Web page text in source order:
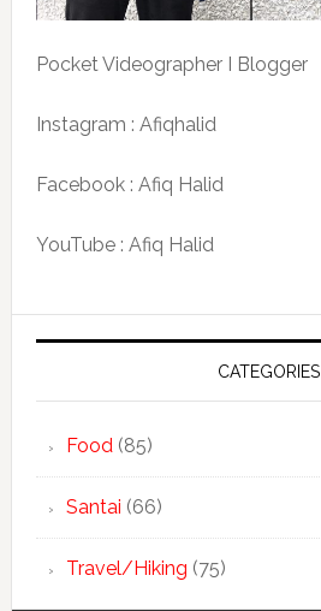
Pocket Videographer I Blogger
Instagram : Afiqhalid
Facebook : Afiq Halid
YouTube : Afiq Halid
CATEGORIES
Food(85)
Santai (66)
Travel/Hiking (75)